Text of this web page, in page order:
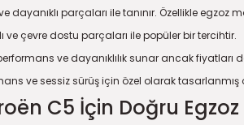
dayanıklı parçaları ile tanınır. Özellikle egzoz
ve çevre dostu parçaları ile popüler bir tercihtir.
ve dayanıklılık sunar ancak
ve sessiz sürüş için özel olarak
C5 İçin Doğru